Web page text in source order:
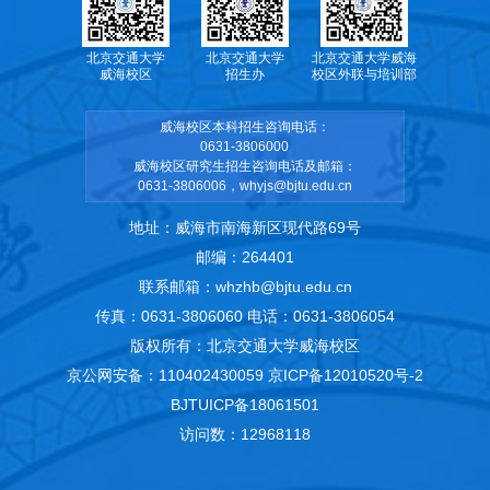
北京交通大学
威海校区
北京交通大学
招生办
北京交通大学威海
校区外联与培训部
威海校区本科招生咨询电话：
0631-3806000
威海校区研究生招生咨询电话及邮箱：
0631-3806006，whyjs@bjtu.edu.cn
地址：威海市南海新区现代路69号
邮编：264401
联系邮箱：whzhb@bjtu.edu.cn
传真：0631-3806060 电话：0631-3806054
版权所有：北京交通大学威海校区
京公网安备：110402430059 京ICP备12010520号-2
BJTUICP备18061501
访问数： 12968118